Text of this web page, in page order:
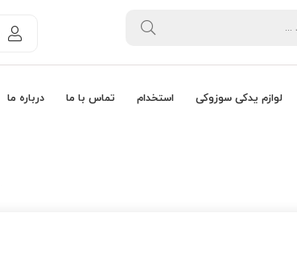
لوازم یدکی سوزوکی استخدام تماس با ما درباره ما